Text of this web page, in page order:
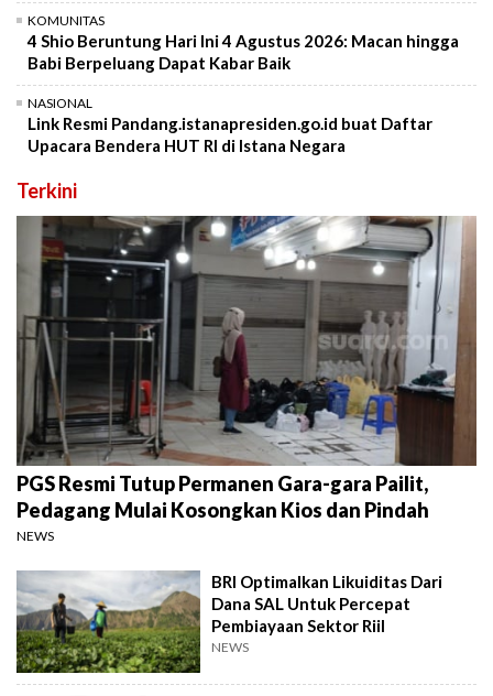
KOMUNITAS
4 Shio Beruntung Hari Ini 4 Agustus 2026: Macan hingga
Babi Berpeluang Dapat Kabar Baik
NASIONAL
Link Resmi Pandang.istanapresiden.go.id buat Daftar
Upacara Bendera HUT RI di Istana Negara
Terkini
PGS Resmi Tutup Permanen Gara-gara Pailit,
Pedagang Mulai Kosongkan Kios dan Pindah
NEWS
BRI Optimalkan Likuiditas Dari
Dana SAL Untuk Percepat
Pembiayaan Sektor Riil
NEWS